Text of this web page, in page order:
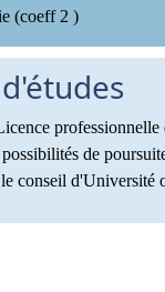
(coeff 2 )
de
conseil d'Université